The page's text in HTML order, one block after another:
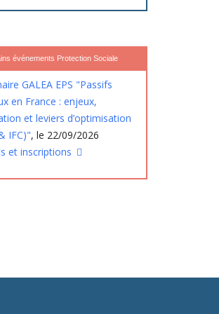
événements Protection Sociale
GALEA EPS "Passifs
en France : enjeux,
et leviers d’optimisation
IFC)", le 22/09/2026
et inscriptions